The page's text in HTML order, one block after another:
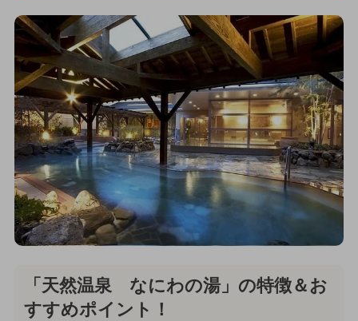
「天然温泉 なにわの湯」の特徴＆お
すすめポイント！